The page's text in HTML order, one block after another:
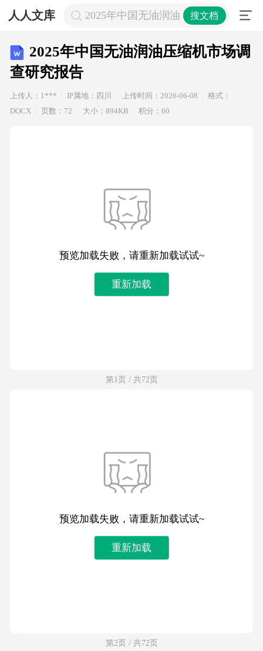
人人文库 2025年中国无油润油压缩机市场调查
搜文档
2025年中国无油润油压缩机市场调
查研究报告
上传人：1*** IP属地：四川 上传时间：2026-06-08
格式：
DOCX
页数：72 大小：894KB 积分：60
预览加载失败，请重新加载试试~
重新加载
第1页 / 共72页
预览加载失败，请重新加载试试~
重新加载
第2页 / 共72页